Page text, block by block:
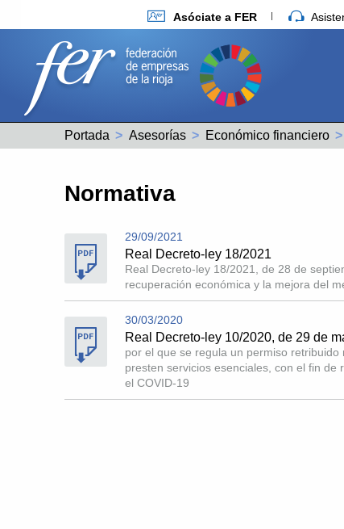
Asóciate a FER
Portada Asesorías Económico financiero
Normativa
29/09/2021
Real Decreto-ley 18/2021
Real Decreto-ley 18/2021, de 28 de
recuperación económica y la mejora del
30/03/2020
Real Decreto-ley 10/2020, de 29 de
por el que se regula un permiso
presten servicios esenciales, con el fin
el COVID-19